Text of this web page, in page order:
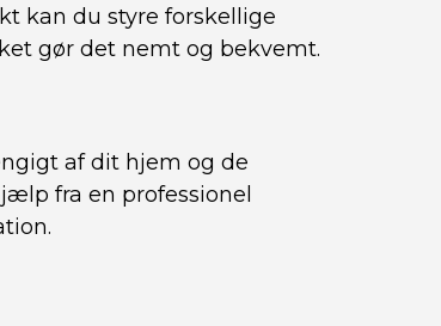
kan du styre forskellige
gør det nemt og bekvemt.
af dit hjem og de
fra en professionel